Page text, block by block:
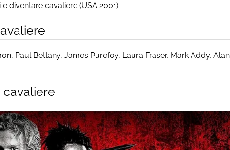
diventare cavaliere (USA 2001)
Paul Bettany, James Purefoy, Laura Fraser, Mark Addy, Alan
cavaliere